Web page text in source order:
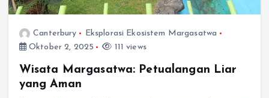
Canterbury
Eksplorasi Ekosistem Margasatwa
Oktober 2, 2025
111 views
Wisata Margasatwa: Petualangan Liar
yang Aman